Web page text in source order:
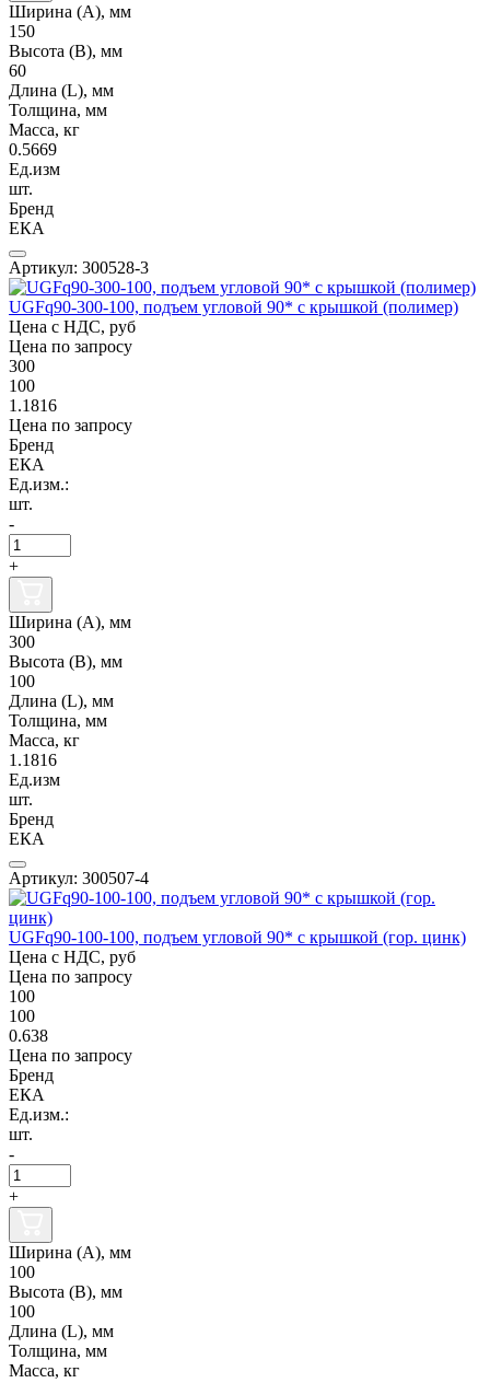
Ширина (А), мм
150
Высота (В), мм
60
Длина (L), мм
Толщина, мм
Масса, кг
0.5669
Ед.изм
шт.
Бренд
ЕКА
Артикул: 300528-3
UGFq90-300-100, подъем угловой 90* с крышкой (полимер)
Цена с НДС, руб
Цена по запросу
300
100
1.1816
Цена по запросу
Бренд
ЕКА
Ед.изм.:
шт.
-
+
Ширина (А), мм
300
Высота (В), мм
100
Длина (L), мм
Толщина, мм
Масса, кг
1.1816
Ед.изм
шт.
Бренд
ЕКА
Артикул: 300507-4
UGFq90-100-100, подъем угловой 90* с крышкой (гор. цинк)
Цена с НДС, руб
Цена по запросу
100
100
0.638
Цена по запросу
Бренд
ЕКА
Ед.изм.:
шт.
-
+
Ширина (А), мм
100
Высота (В), мм
100
Длина (L), мм
Толщина, мм
Масса, кг